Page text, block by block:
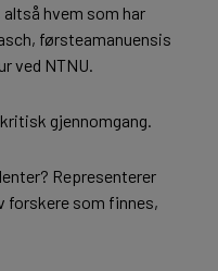
hvem som har
førsteamanuensis
ved NTNU.
gjennomgang.
Representerer
forskere som finnes,